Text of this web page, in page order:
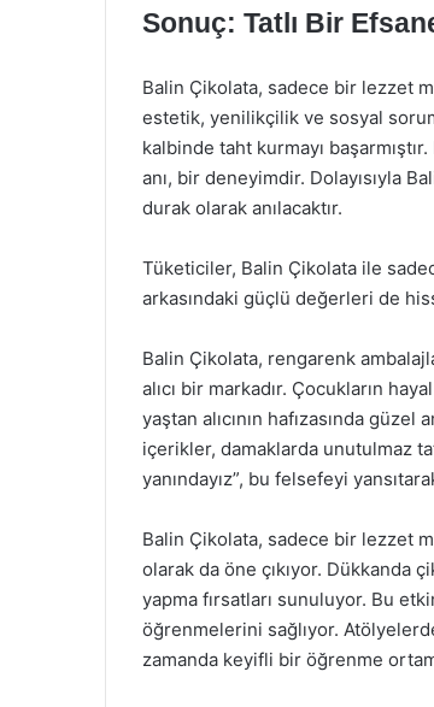
Sonuç: Tatlı Bir
Balin Çikolata, sadece bir lezzet
estetik, yenilikçilik ve sosyal
kalbinde taht kurmayı
anı, bir deneyimdir. Dolayısıyla
durak olarak anılacaktır.
Tüketiciler, Balin Çikolata ile
arkasındaki güçlü değerleri de
Balin Çikolata, rengarenk
alıcı bir markadır. Çocukların
yaştan alıcının hafızasında
içerikler, damaklarda unutulmaz
yanındayız”, bu felsefeyi
Balin Çikolata, sadece bir lezzet
olarak da öne çıkıyor. Dükkanda
yapma fırsatları sunuluyor. Bu
öğrenmelerini sağlıyor.
zamanda keyifli bir öğrenme